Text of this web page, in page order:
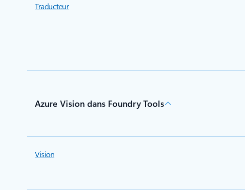
Traducteur
Azure Vision dans Foundry Tools
Vision